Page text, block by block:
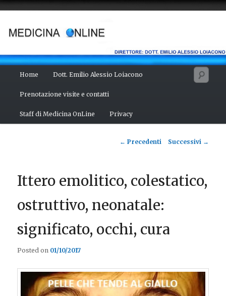
contenuto
principale
Home Dott. Emilio Alessio Loiacono
Prenotazione visite e contatti
Staff di Medicina OnLine Privacy
Navigazione
← Precedenti Successivi →
Ittero emolitico, colestatico,
ostruttivo, neonatale:
significato, occhi, cura
Posted on 01/10/2017